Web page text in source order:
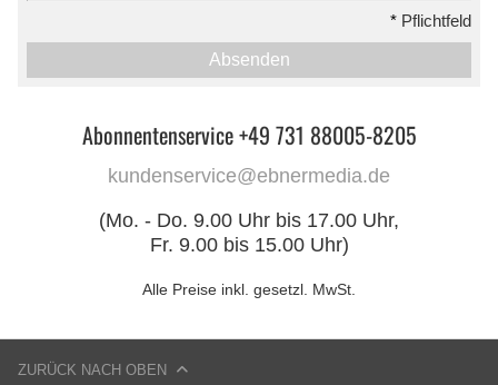
* Pflichtfeld
Absenden
Abonnentenservice +49 731 88005-8205
kundenservice@ebnermedia.de
(Mo. - Do. 9.00 Uhr bis 17.00 Uhr,
Fr. 9.00 bis 15.00 Uhr)
Alle Preise inkl. gesetzl. MwSt.
ZURÜCK NACH OBEN